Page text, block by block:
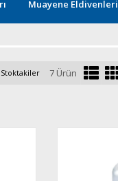
Muayene Eldivenleri
Stoktakiler 7 Ürün